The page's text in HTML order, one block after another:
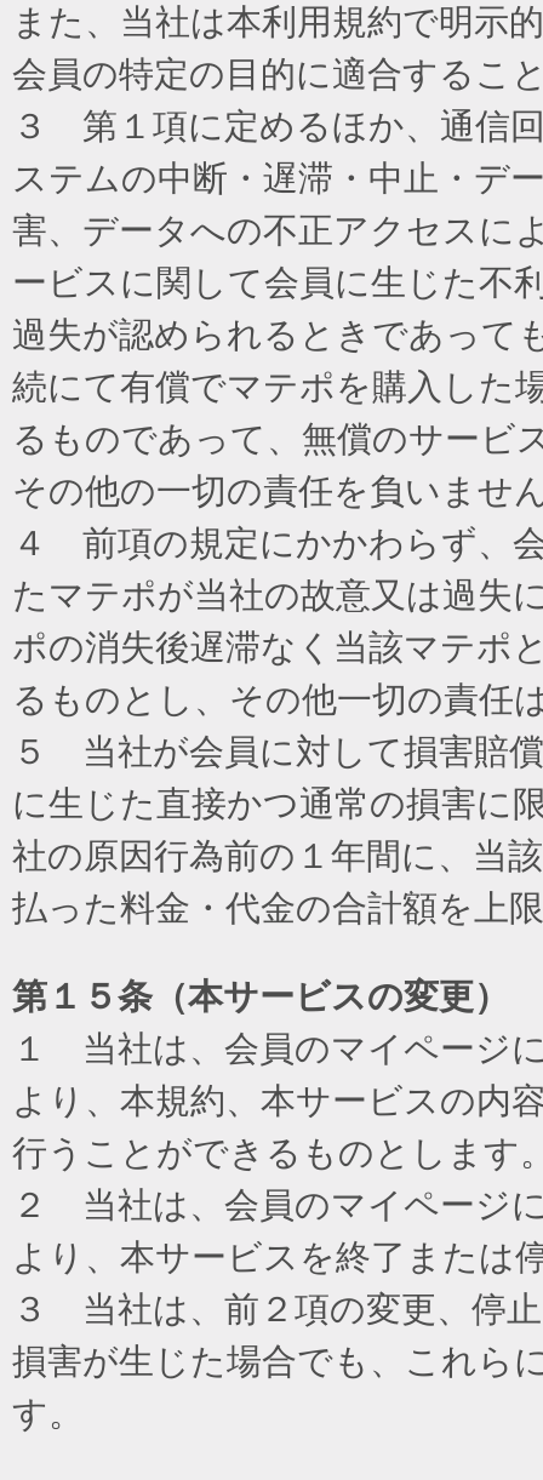
また、当社は本利用規約で明示
会員の特定の目的に適合するこ
３ 第１項に定めるほか、通信
ステムの中断・遅滞・中止・デ
害、データへの不正アクセスに
ービスに関して会員に生じた不
過失が認められるときであって
続にて有償でマテポを購入した
るものであって、無償のサービ
その他の一切の責任を負いませ
４ 前項の規定にかかわらず、
たマテポが当社の故意又は過失
ポの消失後遅滞なく当該マテポ
るものとし、その他一切の責任
５ 当社が会員に対して損害賠
に生じた直接かつ通常の損害に
社の原因行為前の１年間に、当
払った料金・代金の合計額を上
第１５条（本サービスの変更）
１ 当社は、会員のマイページ
より、本規約、本サービスの内
行うことができるものとします
２ 当社は、会員のマイページ
より、本サービスを終了または
３ 当社は、前２項の変更、停
損害が生じた場合でも、これら
す。